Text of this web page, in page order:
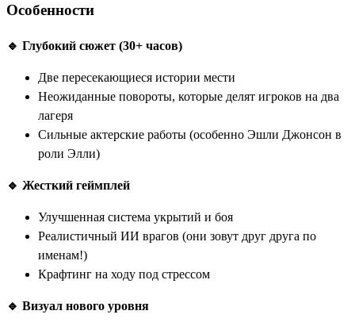
Особенности
🔹 Глубокий сюжет (30+ часов)
Две пересекающиеся истории мести
Неожиданные повороты, которые делят игроков на два
лагеря
Сильные актерские работы (особенно Эшли Джонсон в
роли Элли)
🔹 Жесткий геймплей
Улучшенная система укрытий и боя
Реалистичный ИИ врагов (они зовут друг друга по
именам!)
Крафтинг на ходу под стрессом
🔹 Визуал нового уровня